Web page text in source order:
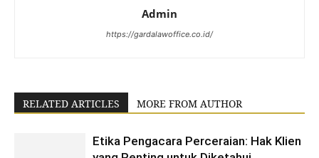
Admin
https://gardalawoffice.co.id/
RELATED ARTICLES MORE FROM AUTHOR
Etika Pengacara Perceraian: Hak Klien